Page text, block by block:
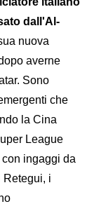
dall'Al-
nuova
averne
Sono
che
la Cina
League
ingaggi da
Retegui, i